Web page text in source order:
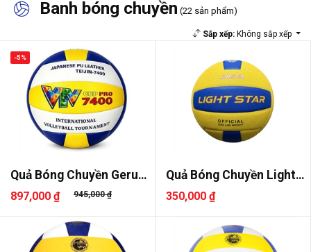
Banh bóng chuyền (22 sản phẩm)
Sắp xếp:Không sắp xếp
Quả Bóng Chuyền Geru
VTV Cup..
897,000 ₫ 945,000 ₫
-5%
Quả Bóng Chuyền Light
Star D..
350,000 ₫